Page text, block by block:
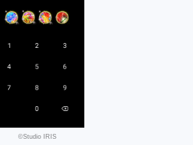
©Studio IRIS